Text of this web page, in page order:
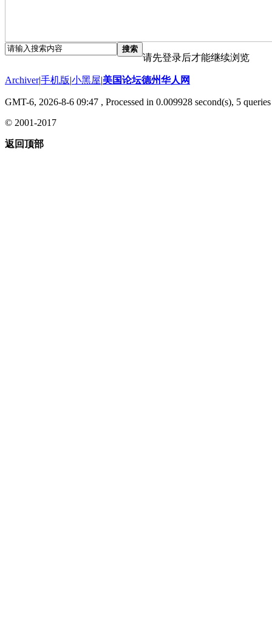
搜索
请先登录后才能继续浏览
Archiver|手机版|小黑屋|美国论坛德州华人网
GMT-6, 2026-8-6 09:47 , Processed in 0.009928 second(s), 5
© 2001-2017
返回顶部